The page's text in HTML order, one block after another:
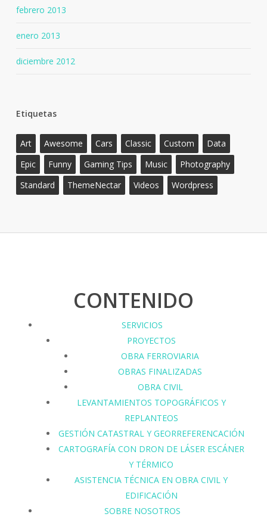
febrero 2013
enero 2013
diciembre 2012
Etiquetas
Art Awesome Cars Classic Custom
Data
Epic
Funny Gaming Tips Music
Photography
Standard
ThemeNectar Videos Wordpress
CONTENIDO
SERVICIOS
PROYECTOS
OBRA FERROVIARIA
OBRAS FINALIZADAS
OBRA CIVIL
LEVANTAMIENTOS TOPOGRÁFICOS Y
REPLANTEOS
GESTIÓN CATASTRAL Y GEORREFERENCACIÓN
CARTOGRAFÍA CON DRON DE LÁSER ESCÁNER
Y TÉRMICO
ASISTENCIA TÉCNICA EN OBRA CIVIL Y
EDIFICACIÓN
SOBRE NOSOTROS